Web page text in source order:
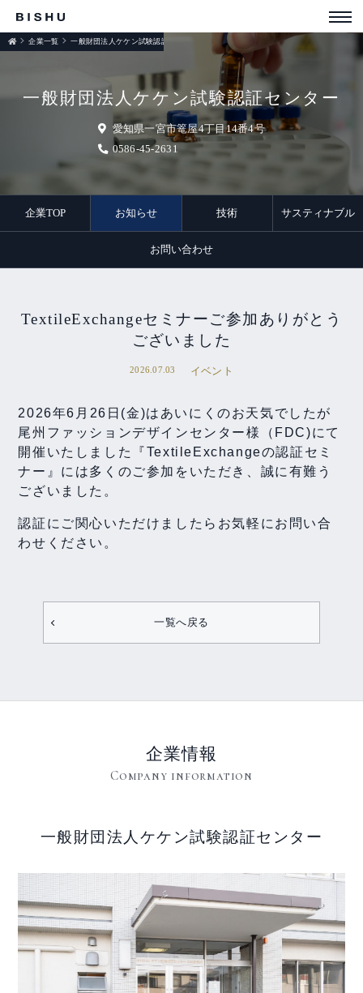
一般財団法人ケケン試験認証センター
愛知県一宮市篭屋4丁目14番4号
0586-45-2631
企業一覧 一般財団法人ケケン試験認証センター お知らせ
企業TOP お知らせ 技術 サスティナブル
お問い合わせ
TextileExchangeセミナーご参加ありがとう
ございました
2026.07.03 イベント
2026年6月26日(金)はあいにくのお天気でしたが
尾州ファッションデザインセンター様（FDC)にて
開催いたしました『TextileExchangeの認証セミ
ナー』には多くのご参加をいただき、誠に有難う
ございました。
認証にご関心いただけましたらお気軽にお問い合
わせください。
一覧へ戻る
企業情報
Company information
一般財団法人ケケン試験認証センター